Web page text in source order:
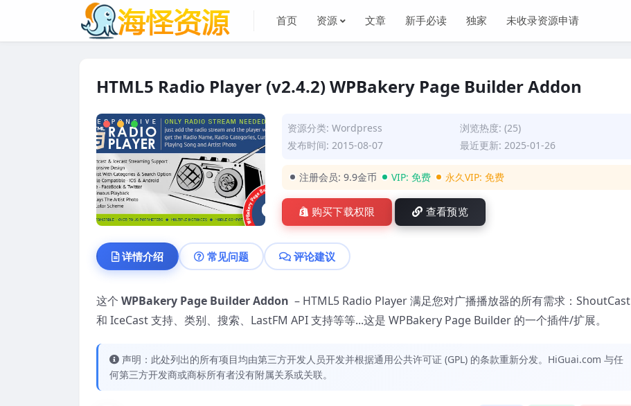
首页 资源 文章 新手必读 独家 未收录资源申请
HTML5 Radio Player (v2.4.2) WPBakery Page Builder Addon
资源分类:Wordpress
浏览热度: (25)
发布时间: 2015-08-07
最近更新: 2025-01-26
注册会员:9.9金币 VIP:免费 永久VIP:免费
购买下载权限 查看预览
详情介绍 常见问题 评论建议
这个 WPBakery Page Builder Addon – HTML5 Radio Player 满足您对广播播放器的所有需求：ShoutCast
和 IceCast 支持、类别、搜索、LastFM API 支持等等...这是 WPBakery Page Builder 的一个插件/扩展。
声明：此处列出的所有项目均由第三方开发人员开发并根据通用公共许可证 (GPL) 的条款重新分发。HiGuai.com 与任
何第三方开发商或商标所有者没有附属关系或关联。